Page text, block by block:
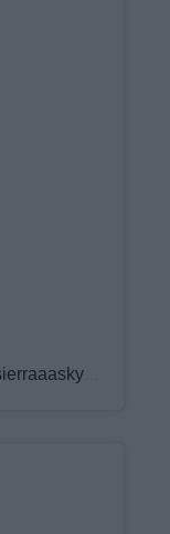
A post shared by Sierra Skye (@sierraaaskyee)